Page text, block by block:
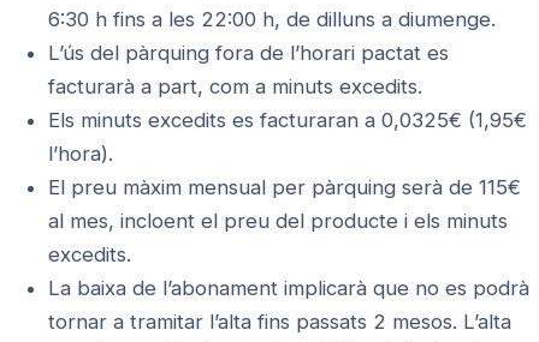
6:30 h fins a les 22:00 h, de dilluns a diumenge.
L’ús del pàrquing fora de l’horari pactat es
facturarà a part, com a minuts excedits.
Els minuts excedits es facturaran a 0,0325€ (1,95€
l’hora).
El preu màxim mensual per pàrquing serà de 115€
al mes, incloent el preu del producte i els minuts
excedits.
La baixa de l’abonament implicarà que no es podrà
tornar a tramitar l’alta fins passats 2 mesos. L’alta